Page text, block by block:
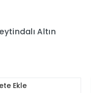
Altın Çift
Ekle